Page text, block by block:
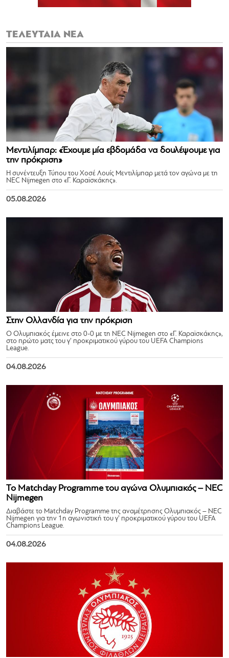
ΤΕΛΕΥΤΑΙΑ ΝΕΑ
Μεντιλίμπαρ: «Έχουμε μία εβδομάδα να δουλέψουμε για
την πρόκριση»
Η συνέντευξη Τύπου του Χοσέ Λουίς Μεντιλίμπαρ μετά τον αγώνα με τη
NEC Nijmegen στο «Γ. Καραϊσκάκης».
05.08.2026
Στην Ολλανδία για την πρόκριση
Ο Ολυμπιακός έμεινε στο 0-0 με τη NEC Nijmegen στο «Γ. Καραϊσκάκης»,
στο πρώτο ματς του γ’ προκριματικού γύρου του UEFA Champions
League.
04.08.2026
Το Matchday Programme του αγώνα Ολυμπιακός – NEC
Nijmegen
Διαβάστε το Matchday Programme της αναμέτρησης Ολυμπιακός – NEC
Nijmegen για την 1η αγωνιστική του γ’ προκριματικού γύρου του UEFA
Champions League.
04.08.2026